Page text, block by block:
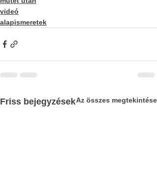
videó
alapismeretek
Friss bejegyzésekAz összes megtekintése